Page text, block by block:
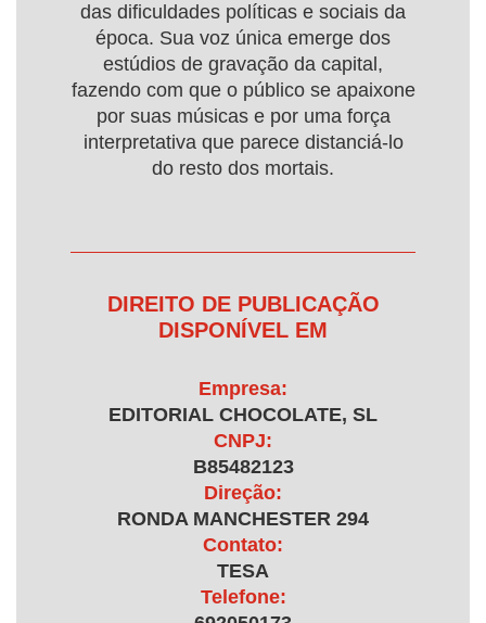
das dificuldades políticas e sociais da
época. Sua voz única emerge dos
estúdios de gravação da capital,
fazendo com que o público se apaixone
por suas músicas e por uma força
interpretativa que parece distanciá-lo
do resto dos mortais.
DIREITO DE PUBLICAÇÃO
DISPONÍVEL EM
Empresa:
EDITORIAL CHOCOLATE, SL
CNPJ:
B85482123
Direção:
RONDA MANCHESTER 294
Contato:
TESA
Telefone: